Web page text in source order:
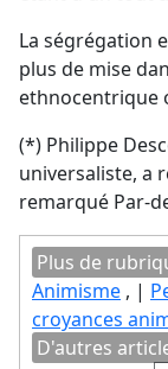
La ségrégation
plus de mise
ethnocentrique
(*) Philippe
universaliste, a
remarqué Par-
Plus de
Animisme , |
croyances
D'autres